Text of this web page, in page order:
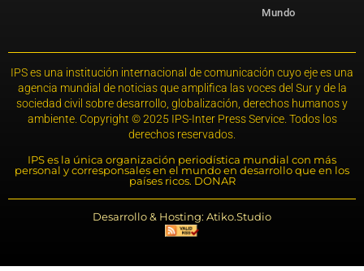
Mundo
IPS es una institución internacional de comunicación cuyo eje es una
agencia mundial de noticias que amplifica las voces del Sur y de la
sociedad civil sobre desarrollo, globalización, derechos humanos y
ambiente. Copyright © 2025 IPS-Inter Press Service. Todos los
derechos reservados.
IPS es la única organización periodística mundial con más
personal y corresponsales en el mundo en desarrollo que en los
países ricos. DONAR
Desarrollo & Hosting: Atiko.Studio